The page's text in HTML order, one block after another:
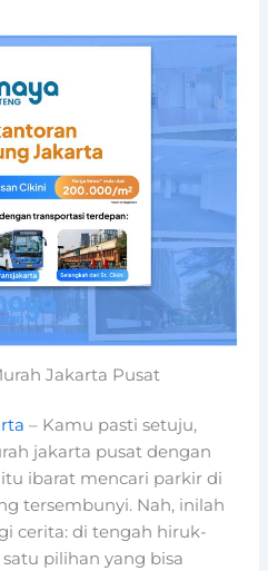
Jakarta Pusat
– Kamu pasti setuju,
jakarta pusat dengan
ibarat mencari parkir di
tersembunyi. Nah, inilah
cerita: di tengah hiruk-
pilihan yang bisa